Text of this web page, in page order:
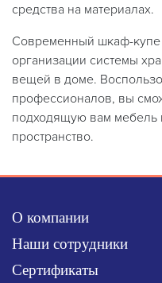
средства на материалах.
Современный шкаф-
организации системы
вещей в доме.
профессионалов, вы
подходящую вам мебель
пространство.
О компании
Наши сотрудники
Сертификаты